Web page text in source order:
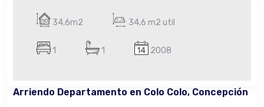
34,6m2 34,6 m2 util
1 1 2008
Arriendo Departamento en Colo Colo, Concepción